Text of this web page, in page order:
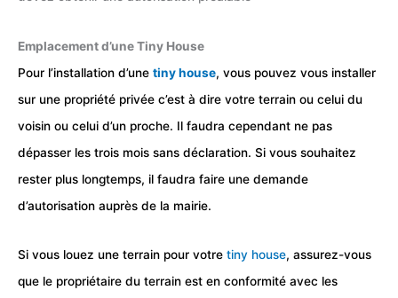
Emplacement d’une Tiny House
Pour l’installation d’une tiny house, vous pouvez vous installer
sur une propriété privée c’est à dire votre terrain ou celui du
voisin ou celui d’un proche. Il faudra cependant ne pas
dépasser les trois mois sans déclaration. Si vous souhaitez
rester plus longtemps, il faudra faire une demande
d’autorisation auprès de la mairie.
Si vous louez une terrain pour votre tiny house, assurez-vous
que le propriétaire du terrain est en conformité avec les